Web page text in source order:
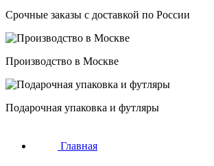
Срочные заказы с доставкой по России
Производство в Москве
Подарочная упаковка и футляры
Главная